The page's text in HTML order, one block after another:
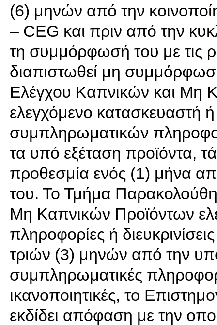
(6) μηνών από την
– CEG και πριν από την
τη συμμόρφωσή του με τις
διαπιστωθεί μη
Ελέγχου Καπνικών και Μη
ελεγχόμενο κατασκευαστή
συμπληρωματικών
τα υπό εξέταση προϊόντα,
προθεσμία ενός (1) μήνα
του. Το Τμήμα
Μη Καπνικών Προϊόντων
πληροφορίες ή
τριών (3) μηνών από την
συμπληρωματικές
ικανοποιητικές, το
εκδίδει απόφαση με την